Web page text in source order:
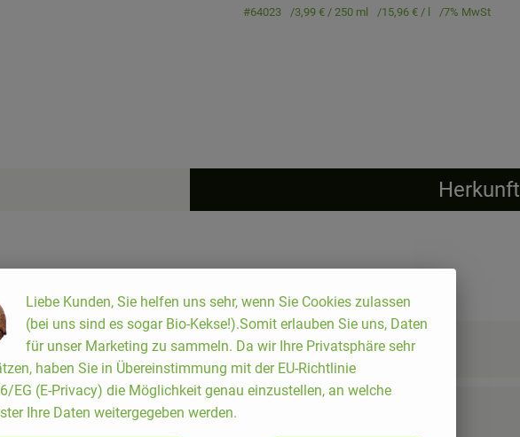
#64023 3,99 € / 250 ml 15,96 € / l 7% MwSt
Herkunft
Liebe Kunden, Sie helfen uns sehr, wenn Sie Cookies zulassen
(bei uns sind es sogar Bio-Kekse!).Somit erlauben Sie uns, Daten
für unser Marketing zu sammeln. Da wir Ihre Privatsphäre sehr
haben Sie in Übereinstimmung mit der EU-Richtlinie
EG (E-Privacy) die Möglichkeit genau einzustellen, an welche
Ihre Daten weitergegeben werden.